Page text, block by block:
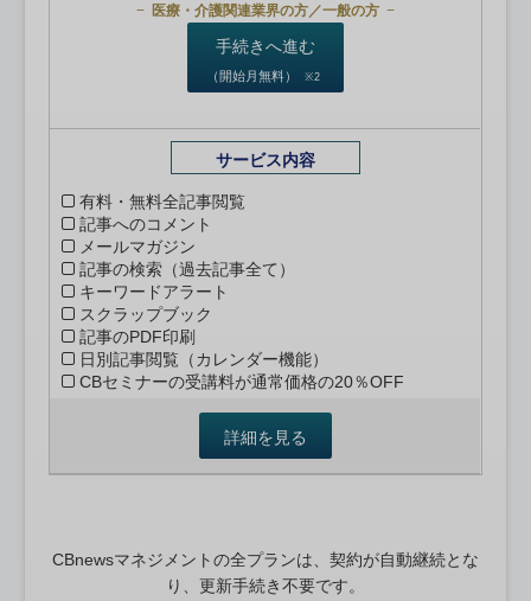
医療・介護関連業界の方／一般の方
手続きへ進む
（開始月無料） ※2
サービス内容
有料・無料全記事閲覧
記事へのコメント
メールマガジン
記事の検索（過去記事全て）
キーワードアラート
スクラップブック
記事のPDF印刷
日別記事閲覧（カレンダー機能）
CBセミナーの受講料が通常価格の20％OFF
詳細を見る
CBnewsマネジメントの全プランは、契約が自動継続とな
り、更新手続き不要です。